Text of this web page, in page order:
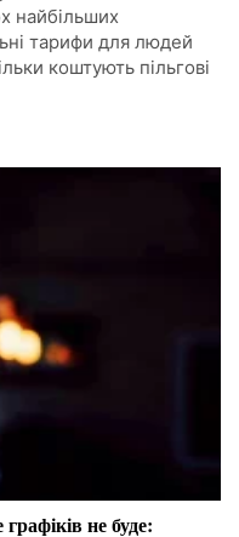
найбільших
тарифи для людей
коштують пільгові
не буде: